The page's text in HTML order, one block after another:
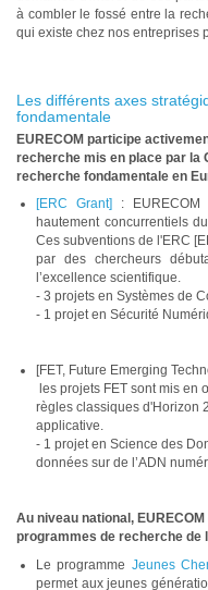
à combler le fossé entre la
qui existe chez nos entreprises
Les différents axes
fondamentale
EURECOM participe
recherche mis en place par la
recherche fondamentale en
[ERC Grant] : EURECOM
hautement concurrentiels
Ces subventions de l'ERC
par des chercheurs
l’excellence scientifique.
- 3 projets en Systèmes de
- 1 projet en Sécurité
[FET, Future Emerging
les projets FET sont mis
règles classiques d'Horizon
applicative.
- 1 projet en Science des
données sur de l’ADN
Au niveau national,
programmes de recherche de
Le programme Jeunes
permet aux jeunes